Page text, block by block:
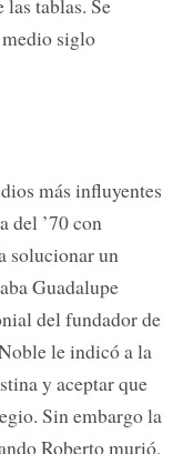
las tablas. Se
medio siglo
más influyentes
del ’70 con
solucionar un
Guadalupe
del fundador de
le indicó a la
y aceptar que
Sin embargo la
Roberto murió,